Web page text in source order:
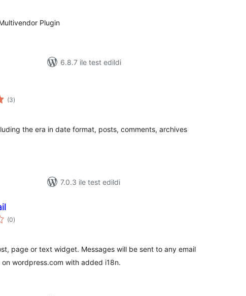
Plugin
6.8.7 ile test edildi
(3toplam
puan
)
the era in date format, posts, comments, archives
7.0.3 ile test edildi
(0toplam
puan
)
page or text widget. Messages will be sent to any email
wordpress.com with added i18n.